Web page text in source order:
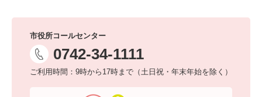
市役所コールセンター
0742-34-1111
ご利用時間：9時から17時まで（土日祝・年末年始を除く）